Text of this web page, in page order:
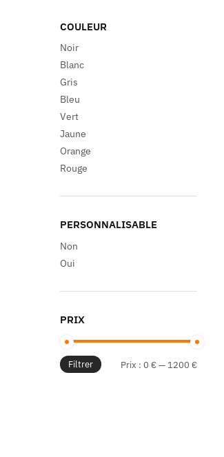
COULEUR
Noir
Blanc
Gris
Bleu
Vert
Jaune
Orange
Rouge
PERSONNALISABLE
Non
Oui
PRIX
Prix
Prix
Filtrer Prix : 0 €— 1200 €